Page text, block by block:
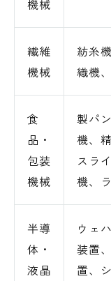
機械
繊維
機械
紡糸
織機
食
品・
包装
機械
製パ
機、
スラ
機、
半導
体・
液晶
ウェ
装置
置、